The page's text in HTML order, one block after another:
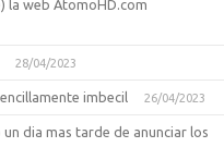
la web AtomoHD.com
28/04/2023
imbecil 26/04/2023
dia mas tarde de anunciar los